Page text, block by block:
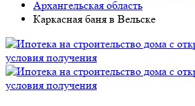
Архангельская область
Каркасная баня в Вельске